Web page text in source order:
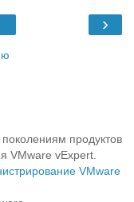
›
продуктов
VMware vExpert.
VMware